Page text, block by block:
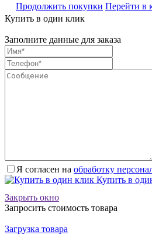
Продолжить покупки Перейти в
Купить в один клик
Заполните данные для заказа
Я согласен на обработку
Купить в
Закрыть окно
Запросить стоимость товара
Загрузка товара